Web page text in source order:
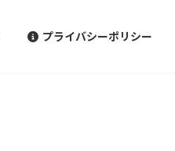
プライバシーポリシー